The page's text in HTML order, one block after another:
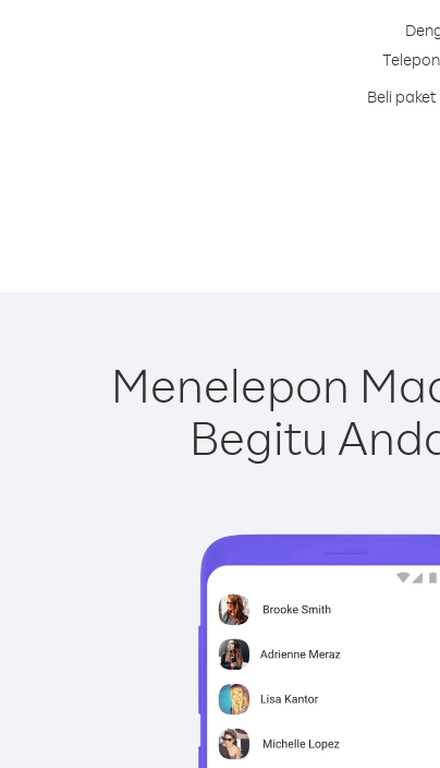
Beli
Menelepon
Begitu